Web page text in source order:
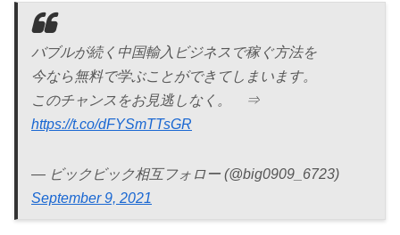
バブルが続く中国輸入ビジネスで稼ぐ方法を
今なら無料で学ぶことができてしまいます。
このチャンスをお見逃しなく。 ⇒
https://t.co/dFYSmTTsGR
— ビックビック相互フォロー (@big0909_6723)
September 9, 2021